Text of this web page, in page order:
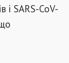
і SARS-CoV-